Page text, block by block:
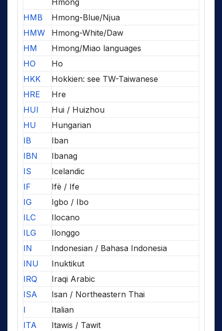
Hmong
HMB
Hmong-Blue/Njua
HMW
Hmong-White/Daw
HM
Hmong/Miao languages
HO
Ho
HKK
Hokkien: see TW-Taiwanese
HRE
Hre
HUI
Hui / Huizhou
HU
Hungarian
IB
Iban
IBN
Ibanag
IS
Icelandic
IF
Ifè / Ife
IG
Igbo / Ibo
ILC
Ilocano
ILG
Ilonggo
IN
Indonesian / Bahasa Indonesia
INU
Inuktikut
IRQ
Iraqi Arabic
ISA
Isan / Northeastern Thai
I
Italian
ITA
Itawis / Tawit